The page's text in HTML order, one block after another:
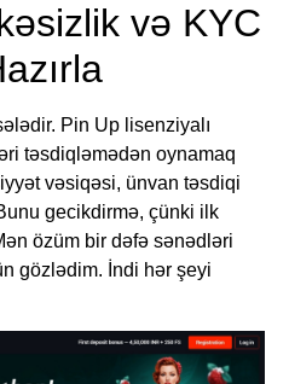
və KYC
Pin Up lisenziyalı
təsdiqləmədən oynamaq
vəsiqəsi, ünvan təsdiqi
gecikdirmə, çünki ilk
özüm bir dəfə sənədləri
gözlədim. İndi hər şeyi